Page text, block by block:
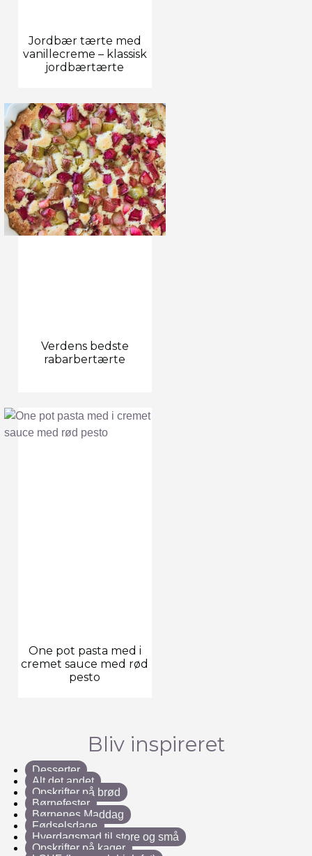
Jordbær tærte med
vanillecreme – klassisk
jordbærtærte
Verdens bedste
rabarbertærte
One pot pasta med i
cremet sauce med rød
pesto
Bliv inspireret
Desserter
Alt det andet
Opskrifter på brød
Børnefester
Børnenes Maddag
Fødselsdage
Hverdagsmad til store og små
Opskrifter på kager